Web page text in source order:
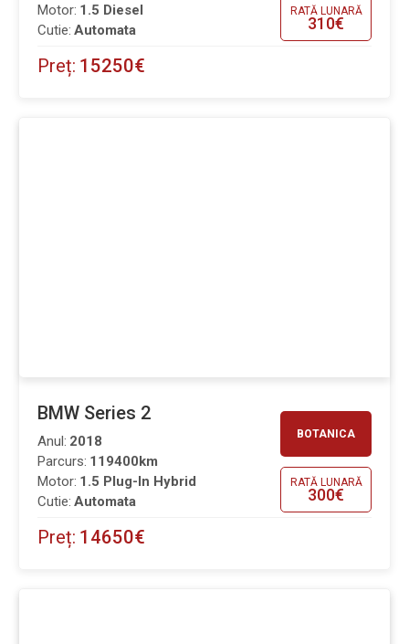
RATĂ LUNARĂ
310€
Motor: 1.5 Diesel
Cutie: Automata
Preț: 15250€
BOTANICA
RATĂ LUNARĂ
300€
BMW Series 2
Parcurs: 119400km
Anul: 2018
Motor: 1.5 Plug-In Hybrid
Cutie: Automata
Preț: 14650€